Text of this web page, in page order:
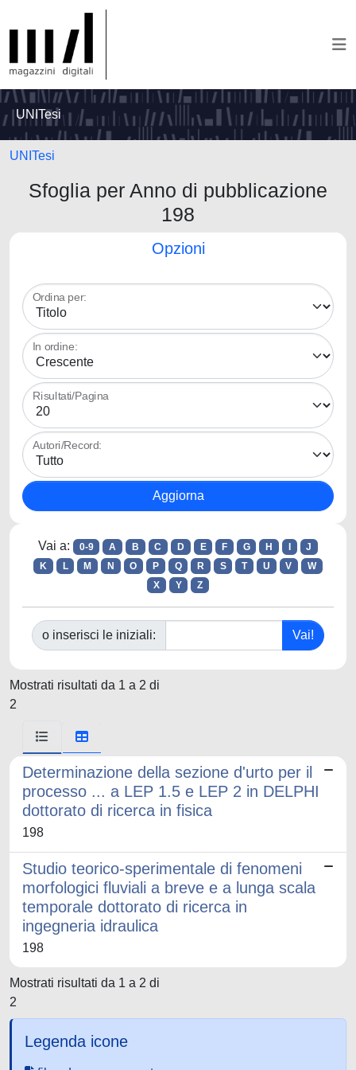
UNITesi
UNITesi
Sfoglia per Anno di pubblicazione
198
Opzioni
Ordina per:
In ordine:
Risultati/Pagina
Autori/Record:
Vai a: 0-9 A B C D E F G H
J
K
L M N O P Q R S T U V
W
X
Y Z
o inserisci le iniziali:
Mostrati risultati da 1 a 2 di
2
Determinazione della sezione d'urto per il
processo ... a LEP 1.5 e LEP 2 in DELPHI
dottorato di ricerca in fisica
198
Studio teorico-sperimentale di fenomeni
morfologici fluviali a breve e a lunga scala
temporale dottorato di ricerca in
ingegneria idraulica
198
Mostrati risultati da 1 a 2 di
2
Legenda icone